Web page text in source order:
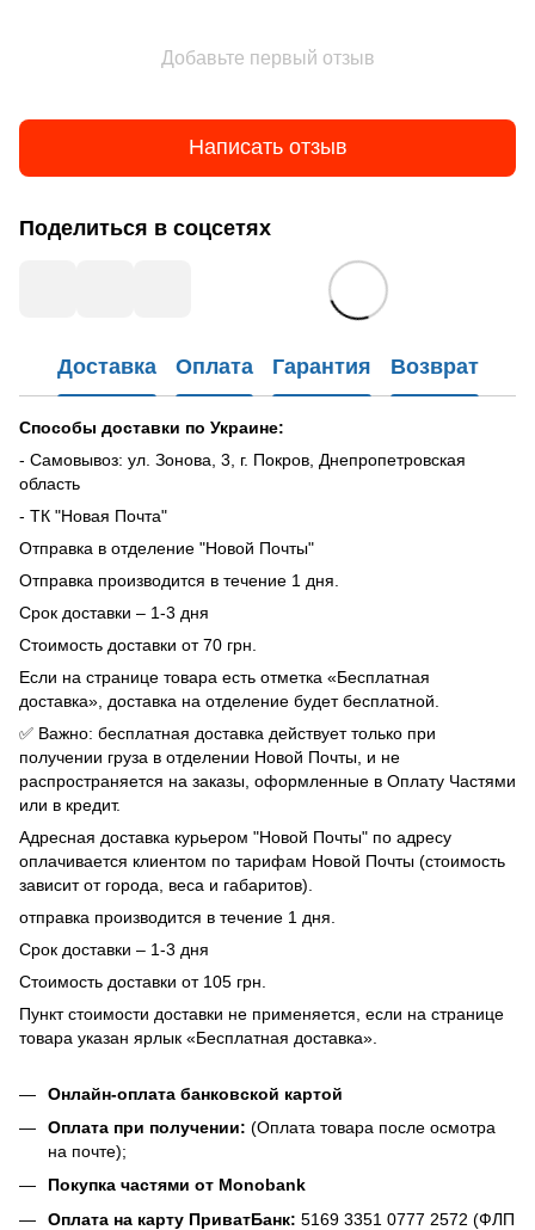
Добавьте первый отзыв
Написать отзыв
Поделиться в соцсетях
Доставка Оплата Гарантия Возврат
Способы доставки по Украине:
- Самовывоз: ул. Зонова, 3, г. Покров, Днепропетровская
область
- ТК "Новая Почта"
Отправка в отделение "Новой Почты"
Отправка производится в течение 1 дня.
Срок доставки – 1-3 дня
Стоимость доставки от 70 грн.
Если на странице товара есть отметка «Бесплатная
доставка», доставка на отделение будет бесплатной.
✅ Важно: бесплатная доставка действует только при
получении груза в отделении Новой Почты, и не
распространяется на заказы, оформленные в Оплату Частями
или в кредит.
Адресная доставка курьером "Новой Почты" по адресу
оплачивается клиентом по тарифам Новой Почты (стоимость
зависит от города, веса и габаритов).
отправка производится в течение 1 дня.
Срок доставки – 1-3 дня
Стоимость доставки от 105 грн.
Пункт стоимости доставки не применяется, если на странице
товара указан ярлык «Бесплатная доставка».
Онлайн-оплата банковской картой
Оплата при получении: (Оплата товара после осмотра
на почте);
Покупка частями от Monobank
Оплата на карту ПриватБанк: 5169 3351 0777 2572 (ФЛП